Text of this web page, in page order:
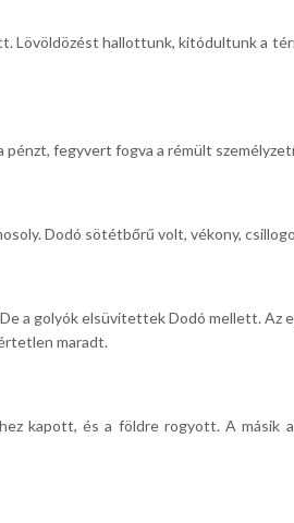
Lövöldözést hallottunk, kitódultunk a
pénzt, fegyvert fogva a rémült
Dodó sötétbőrű volt, vékony,
a golyók elsüvítettek Dodó mellett. Az
maradt.
kapott, és a földre rogyott. A másik